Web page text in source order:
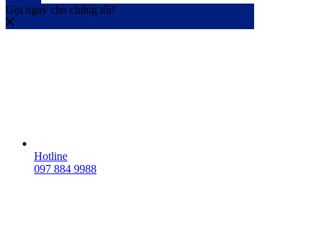
Gọi ngay cho chúng tôi!
Hotline
097 884 9988